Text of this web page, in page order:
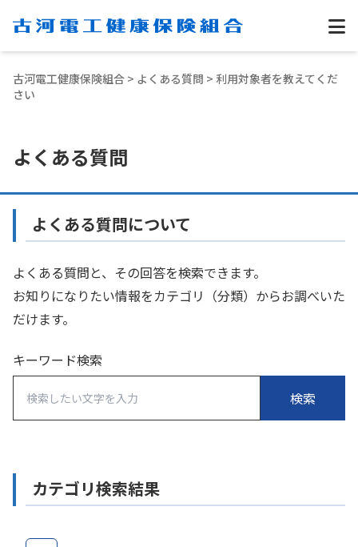
古河電工健康保険組合 > よくある質問 > 利用対象者を教えてくだ
さい
よくある質問
よくある質問について
よくある質問と、その回答を検索できます。
お知りになりたい情報をカテゴリ（分類）からお調べいた
だけます。
キーワード検索
カテゴリ検索結果